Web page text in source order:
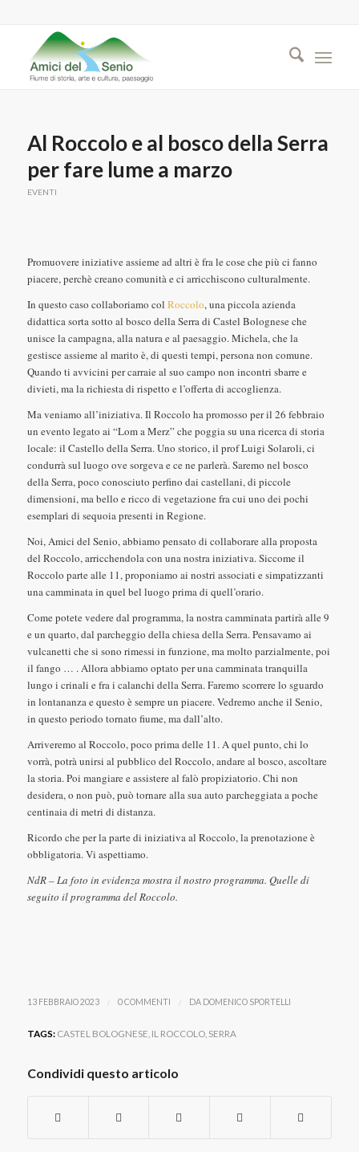
Al Roccolo e al bosco della Serra
per fare lume a marzo
EVENTI
Promuovere iniziative assieme ad altri è fra le cose che più ci fanno
piacere, perchè creano comunità e ci arricchiscono culturalmente.
In questo caso collaboriamo col Roccolo, una piccola azienda
didattica sorta sotto al bosco della Serra di Castel Bolognese che
unisce la campagna, alla natura e al paesaggio. Michela, che la
gestisce assieme al marito è, di questi tempi, persona non comune.
Quando ti avvicini per carraie al suo campo non incontri sbarre e
divieti, ma la richiesta di rispetto e l’offerta di accoglienza.
Ma veniamo all’iniziativa. Il Roccolo ha promosso per il 26 febbraio
un evento legato ai “Lom a Merz” che poggia su una ricerca di storia
locale: il Castello della Serra. Uno storico, il prof Luigi Solaroli, ci
condurrà sul luogo ove sorgeva e ce ne parlerà. Saremo nel bosco
della Serra, poco conosciuto perfino dai castellani, di piccole
dimensioni, ma bello e ricco di vegetazione fra cui uno dei pochi
esemplari di sequoia presenti in Regione.
Noi, Amici del Senio, abbiamo pensato di collaborare alla proposta
del Roccolo, arricchendola con una nostra iniziativa. Siccome il
Roccolo parte alle 11, proponiamo ai nostri associati e simpatizzanti
una camminata in quel bel luogo prima di quell’orario.
Come potete vedere dal programma, la nostra camminata partirà alle 9
e un quarto, dal parcheggio della chiesa della Serra. Pensavamo ai
vulcanetti che si sono rimessi in funzione, ma molto parzialmente, poi
il fango … . Allora abbiamo optato per una camminata tranquilla
lungo i crinali e fra i calanchi della Serra. Faremo scorrere lo sguardo
in lontananza e questo è sempre un piacere. Vedremo anche il Senio,
in questo periodo tornato fiume, ma dall’alto.
Arriveremo al Roccolo, poco prima delle 11. A quel punto, chi lo
vorrà, potrà unirsi al pubblico del Roccolo, andare al bosco, ascoltare
la storia. Poi mangiare e assistere al falò propiziatorio. Chi non
desidera, o non può, può tornare alla sua auto parcheggiata a poche
centinaia di metri di distanza.
Ricordo che per la parte di iniziativa al Roccolo, la prenotazione è
obbligatoria. Vi aspettiamo.
NdR – La foto in evidenza mostra il nostro programma. Quelle di
seguito il programma del Roccolo.
13 FEBBRAIO 2023 / 0 COMMENTI / DA DOMENICO SPORTELLI
TAGS: CASTEL BOLOGNESE IL ROCCOLO, SERRA
Condividi questo articolo